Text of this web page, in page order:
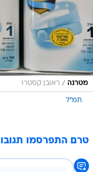
מטרנה / ראובן קסטרו
תמ"ל
טרם התפרסמו